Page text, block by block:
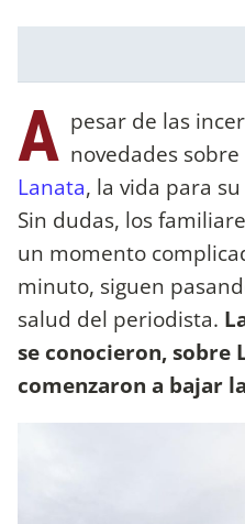
A pesar de las
novedades
Lanata, la vida para
Sin dudas, los
un momento
minuto, siguen
salud del periodista.
se conocieron, sobre
comenzaron a bajar